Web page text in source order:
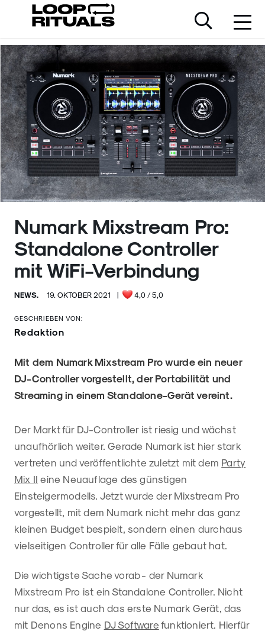
Numark Mixstream Pro:
Standalone Controller
mit WiFi-Verbindung
NEWS. 19. OKTOBER 2021 | 4,0 / 5,0
GESCHRIEBEN VON:
Redaktion
Mit dem Numark Mixstream Pro wurde ein neuer
DJ-Controller vorgestellt, der Portabilität und
Streaming in einem Standalone-Gerät vereint.
Der Markt für DJ-Controller ist riesig und wächst
unaufhörlich weiter. Gerade Numark ist hier stark
vertreten und veröffentlichte zuletzt mit dem Party
Mix II eine Neuauflage des günstigen
Einsteigermodells. Jetzt wurde der Mixstream Pro
vorgestellt, mit dem Numark nicht mehr das ganz
kleinen Budget bespielt, sondern einen durchaus
vielseitigen Controller für alle Fälle gebaut hat.
Die wichtigste Sache vorab - der Numark
Mixstream Pro ist ein Standalone Controller. Nicht
nur das, es ist auch das erste Numark Gerät, das
mit Denons Engine DJ Software funktioniert. Hierfür